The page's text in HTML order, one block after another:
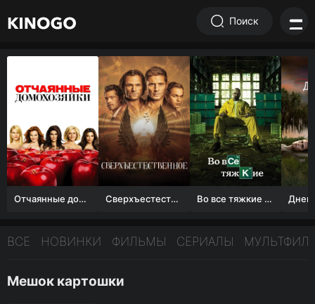
Поиск
Отчаянные домохозяйки (1 сезон) Сверхъестественное Во все тяжкие 1-5 сезон
ВСЕ НОВИНКИ ФИЛЬМЫ СЕРИАЛЫ
Мешок картошки